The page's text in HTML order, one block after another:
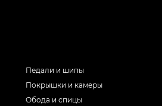
Педали и шипы
Покрышки и камеры
Обода и спицы